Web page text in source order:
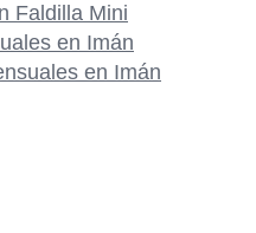
Faldilla Mini
en Imán
en Imán